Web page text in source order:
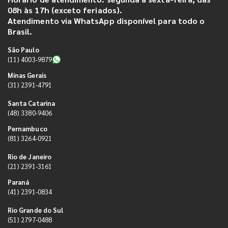
08h às 17h (exceto feriados).
Atendimento via WhatsApp disponível para todo o
Brasil.
São Paulo
(11) 4003-9879
Minas Gerais
(31) 2391-4791
Santa Catarina
(48) 3380-9406
Pernambuco
(81) 3264-0921
Rio de Janeiro
(21) 2391-3161
Paraná
(41) 2391-0834
Rio Grande do Sul
(51) 2797-0488